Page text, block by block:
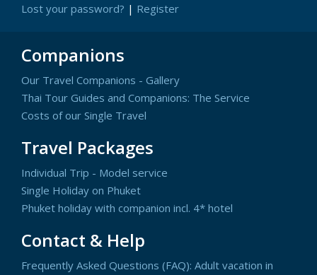
Lost your password? | Register
Companions
Our Travel Companions - Gallery
Thai Tour Guides and Companions: The Service
Costs of our Single Travel
Travel Packages
Individual Trip - Model service
Single Holiday on Phuket
Phuket holiday with companion incl. 4* hotel
Contact & Help
Frequently Asked Questions (FAQ): Adult vacation in